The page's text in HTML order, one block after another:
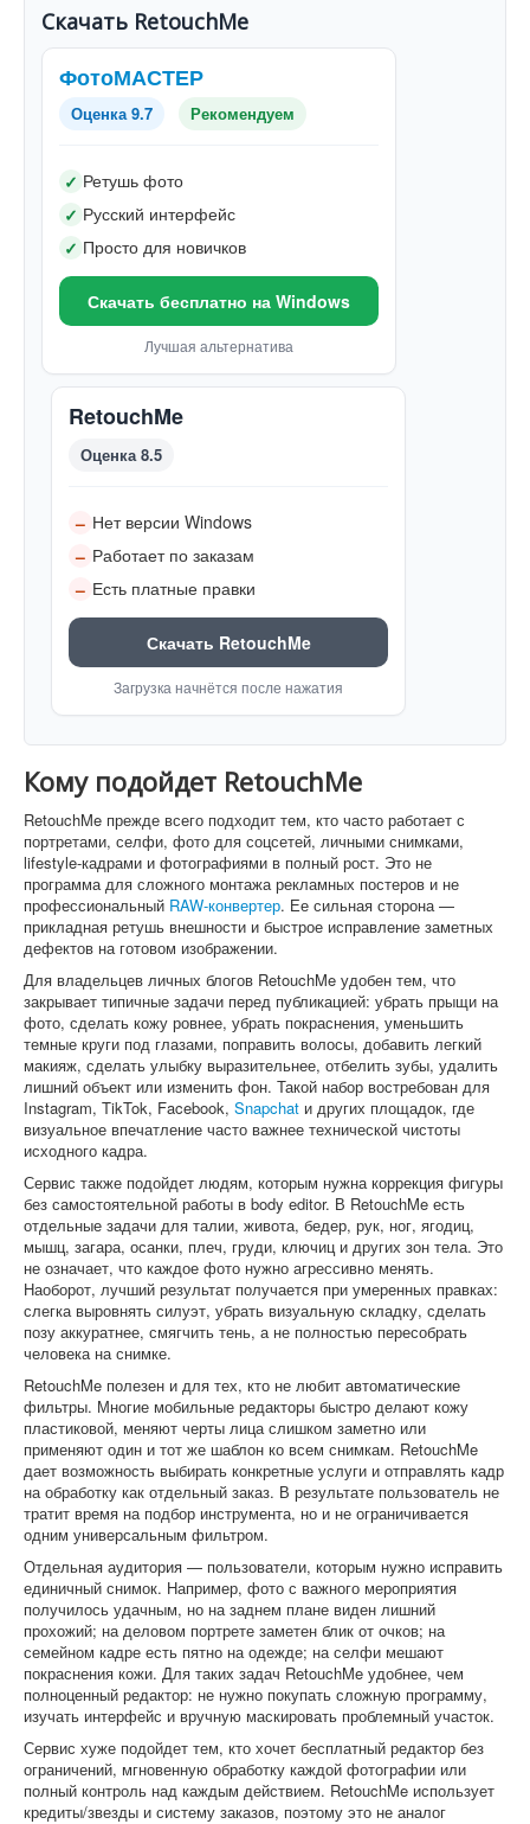
Скачать RetouchMe
ФотоМАСТЕР
Оценка 9.7 Рекомендуем
✓ Ретушь фото
✓ Русский интерфейс
✓ Просто для новичков
Скачать бесплатно на Windows
Лучшая альтернатива
RetouchMe
Оценка 8.5
– Нет версии Windows
– Работает по заказам
– Есть платные правки
Скачать RetouchMe
Загрузка начнётся после нажатия
Кому подойдет RetouchMe
RetouchMe прежде всего подходит тем, кто часто работает с
портретами, селфи, фото для соцсетей, личными снимками,
lifestyle-кадрами и фотографиями в полный рост. Это не
программа для сложного монтажа рекламных постеров и не
профессиональный RAW-конвертер. Ее сильная сторона —
прикладная ретушь внешности и быстрое исправление заметных
дефектов на готовом изображении.
Для владельцев личных блогов RetouchMe удобен тем, что
закрывает типичные задачи перед публикацией: убрать прыщи на
фото, сделать кожу ровнее, убрать покраснения, уменьшить
темные круги под глазами, поправить волосы, добавить легкий
макияж, сделать улыбку выразительнее, отбелить зубы, удалить
лишний объект или изменить фон. Такой набор востребован для
Instagram, TikTok, Facebook, Snapchat и других площадок, где
визуальное впечатление часто важнее технической чистоты
исходного кадра.
Сервис также подойдет людям, которым нужна коррекция фигуры
без самостоятельной работы в body editor. В RetouchMe есть
отдельные задачи для талии, живота, бедер, рук, ног, ягодиц,
мышц, загара, осанки, плеч, груди, ключиц и других зон тела. Это
не означает, что каждое фото нужно агрессивно менять.
Наоборот, лучший результат получается при умеренных правках:
слегка выровнять силуэт, убрать визуальную складку, сделать
позу аккуратнее, смягчить тень, а не полностью пересобрать
человека на снимке.
RetouchMe полезен и для тех, кто не любит автоматические
фильтры. Многие мобильные редакторы быстро делают кожу
пластиковой, меняют черты лица слишком заметно или
применяют один и тот же шаблон ко всем снимкам. RetouchMe
дает возможность выбирать конкретные услуги и отправлять кадр
на обработку как отдельный заказ. В результате пользователь не
тратит время на подбор инструмента, но и не ограничивается
одним универсальным фильтром.
Отдельная аудитория — пользователи, которым нужно исправить
единичный снимок. Например, фото с важного мероприятия
получилось удачным, но на заднем плане виден лишний
прохожий; на деловом портрете заметен блик от очков; на
семейном кадре есть пятно на одежде; на селфи мешают
покраснения кожи. Для таких задач RetouchMe удобнее, чем
полноценный редактор: не нужно покупать сложную программу,
изучать интерфейс и вручную маскировать проблемный участок.
Сервис хуже подойдет тем, кто хочет бесплатный редактор без
ограничений, мгновенную обработку каждой фотографии или
полный контроль над каждым действием. RetouchMe использует
кредиты/звезды и систему заказов, поэтому это не аналог